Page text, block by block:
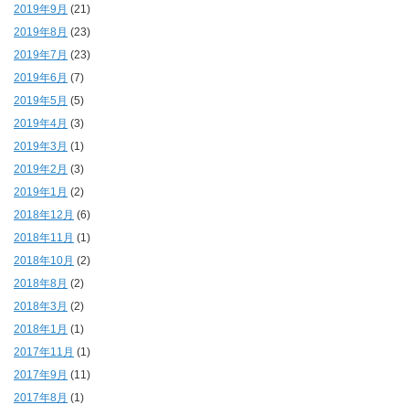
2019年9月 (21)
2019年8月 (23)
2019年7月 (23)
2019年6月 (7)
2019年5月 (5)
2019年4月 (3)
2019年3月 (1)
2019年2月 (3)
2019年1月 (2)
2018年12月 (6)
2018年11月 (1)
2018年10月 (2)
2018年8月 (2)
2018年3月 (2)
2018年1月 (1)
2017年11月 (1)
2017年9月 (11)
2017年8月 (1)